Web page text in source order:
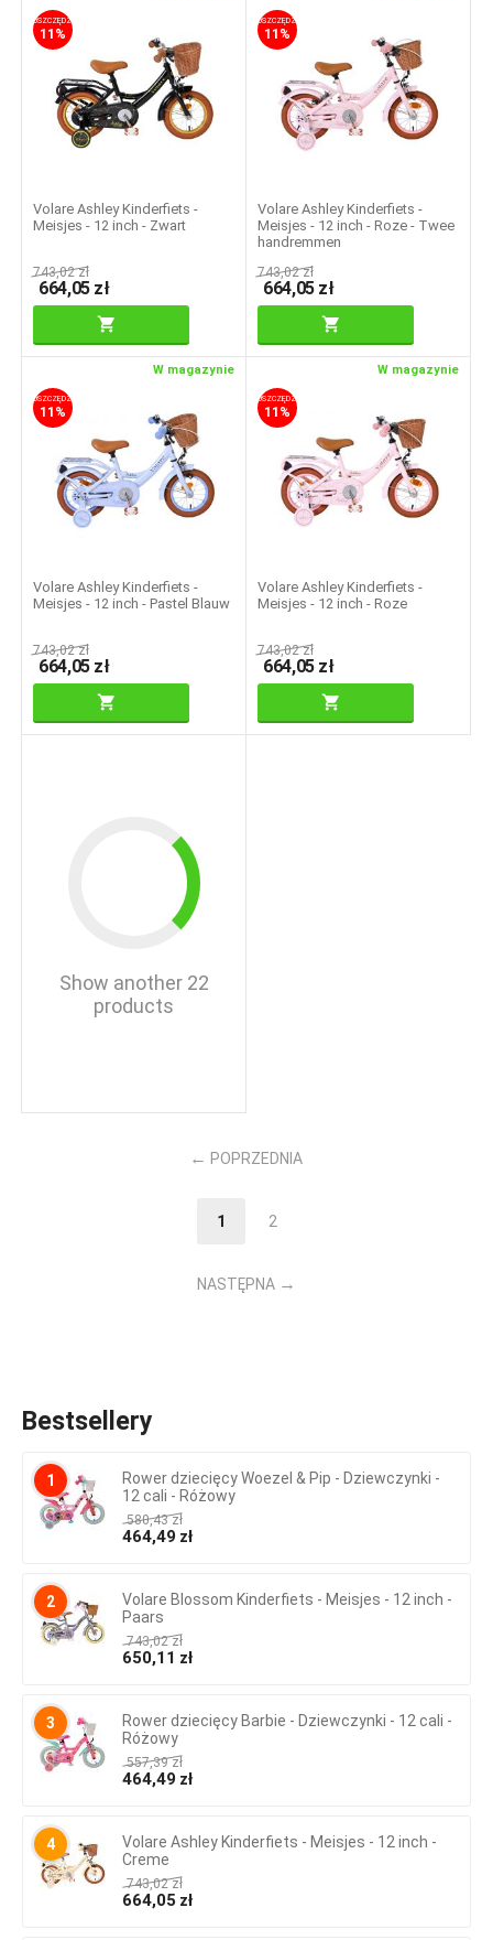
OSZCZĘDZASZ
11%
Volare Ashley Kinderfiets -
Meisjes - 12 inch - Zwart
743,02 zł
664,05 zł
OSZCZĘDZASZ
11%
Volare Ashley Kinderfiets -
Meisjes - 12 inch - Roze - Twee
handremmen
743,02 zł
664,05 zł
W magazynie
OSZCZĘDZASZ
11%
Volare Ashley Kinderfiets -
Meisjes - 12 inch - Pastel Blauw
743,02 zł
664,05 zł
W magazynie
OSZCZĘDZASZ
11%
Volare Ashley Kinderfiets -
Meisjes - 12 inch - Roze
743,02 zł
664,05 zł
Show another 22
products
POPRZEDNIA
1 2
NASTĘPNA
Bestsellery
1
Rower dziecięcy Woezel & Pip - Dziewczynki -
12 cali - Różowy
580,43 zł
464,49 zł
2
Volare Blossom Kinderfiets - Meisjes - 12 inch -
Paars
743,02 zł
650,11 zł
3
Rower dziecięcy Barbie - Dziewczynki - 12 cali -
Różowy
557,39 zł
464,49 zł
4
Volare Ashley Kinderfiets - Meisjes - 12 inch -
Creme
743,02 zł
664,05 zł